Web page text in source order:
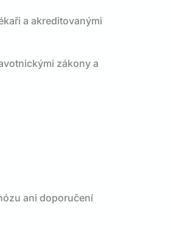
a akreditovanými
zákony a
ani doporučení